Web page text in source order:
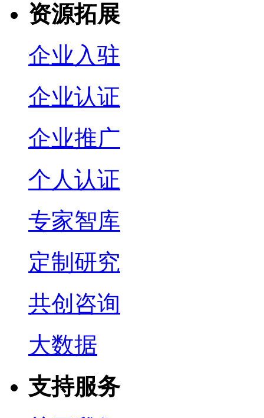
资源拓展
企业入驻
企业认证
企业推广
个人认证
专家智库
定制研究
共创咨询
大数据
支持服务